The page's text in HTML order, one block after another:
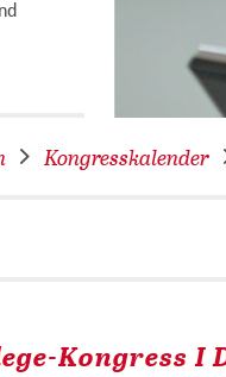
Kongresskalender
Kongress